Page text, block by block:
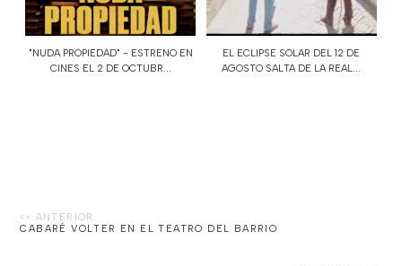
"NUDA PROPIEDAD" - ESTRENO EN
CINES EL 2 DE OCTUBR...
EL ECLIPSE SOLAR DEL 12 DE
AGOSTO SALTA DE LA REAL...
CABARÉ VOLTER EN EL TEATRO DEL BARRIO